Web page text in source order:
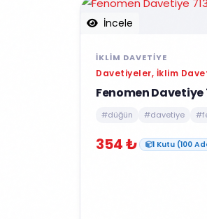
İncele
İKLIM DAVETIYE
Davetiyeler, İklim
Fenomen Davetiye
#düğün #davetiye
354 ₺ 1 Kutu (100